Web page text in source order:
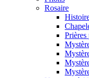
Rosaire
Prières